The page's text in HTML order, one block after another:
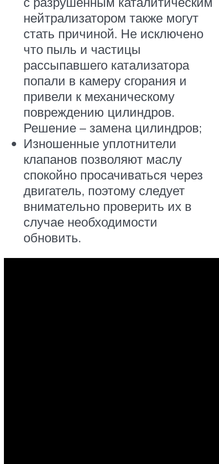
нейтрализатором также могут
стать причиной. Не исключено
что пыль и частицы
рассыпавшего катализатора
попали в камеру сгорания и
привели к механическому
повреждению цилиндров.
Решение – замена цилиндров;
Изношенные уплотнители
клапанов позволяют маслу
спокойно просачиваться через
двигатель, поэтому следует
внимательно проверить их в
случае необходимости
обновить.